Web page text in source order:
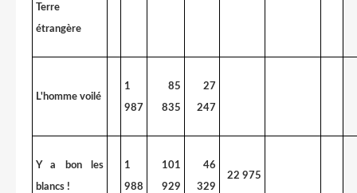
Terre
étrangère
L'homme voilé
1
987
85
835
27
247
Y a bon les
blancs !
1
988
101
929
46
329
22 975